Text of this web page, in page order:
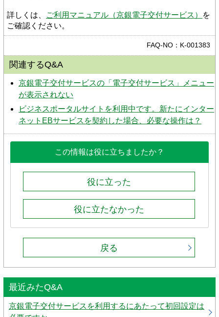
詳しくは、 ご利用マニュアル（京銀電子交付サービス）
を
ご確認ください。
FAQ-NO：K-001383
関連するQ&A
京銀電子交付サービスの「電子交付サービス」メニュー
が表示されない
ビジネスポータルサイトを利用中です。新たにインター
ネットEBサービスを契約した場合、必要な操作は？
この情報は役に立ちましたか？
役に立った
役に立たなかった
戻る
最近みたQ&A
京銀電子交付サービスを利用するにあたって初回設定は